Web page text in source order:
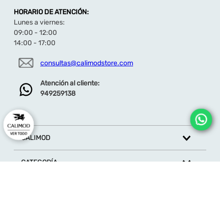
Descubre toda la colección de zapatos de vestir
HORARIO DE ATENCIÓN:
Lunes a viernes:
09:00 - 12:00
14:00 - 17:00
consultas@calimodstore.com
Atención al cliente:
949259138
CALIMOD
CATEGORÍA